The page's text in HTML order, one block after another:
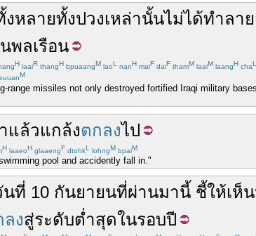
งหลายทั้งปวงเหล่านั้นไม่ได้ทำลาย
พลเรือน
H laaiR thangH bpuaangM laoL nanH maiF daiF thamM laaiM laangH chaL
M
range missiles not only destroyed fortified Iraqi military
แล้วแกล้งตกลงไป
H laaeoH glaaengF dtohkL lohngM bpaiM
pool and accidently fall in."
นที่ 10 กันยายนที่ผ่านมานี้ ชี้ให้เห็น
งสู่ระดับต่ำสุดในรอบปี